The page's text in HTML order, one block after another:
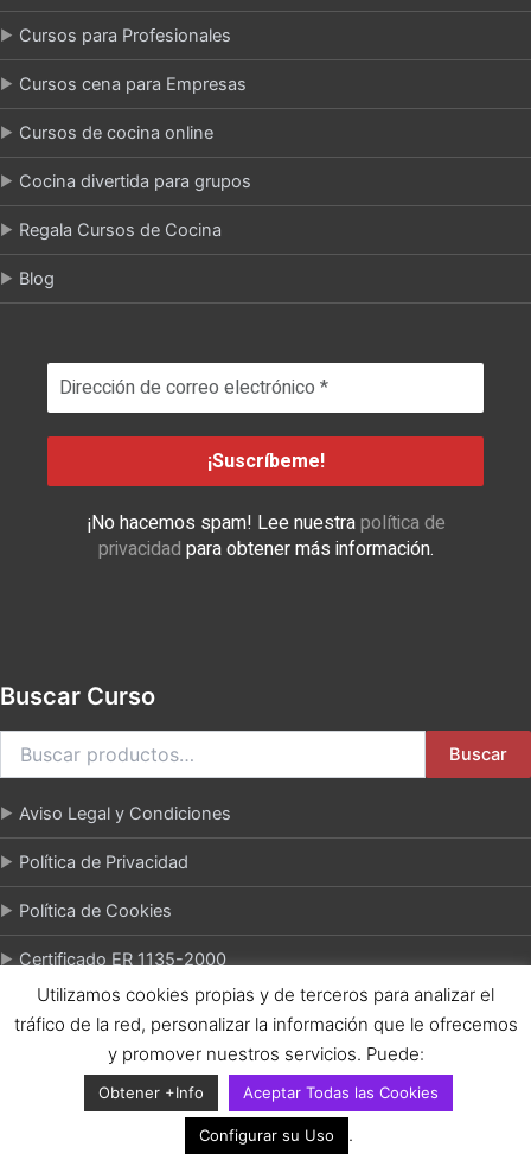
Cursos para Profesionales
Cursos cena para Empresas
Cursos de cocina online
Cocina divertida para grupos
Regala Cursos de Cocina
Blog
¡No hacemos spam! Lee nuestrapolítica de
privacidad para obtener más información.
Buscar Curso
Buscar
Aviso Legal y Condiciones
Política de Privacidad
Política de Cookies
Certificado ER 1135-2000
Copiright © 2026 FASEnet - Escuela Profesional de Cocina y
Gastronomía El Azafrán
Utilizamos cookies propias y de terceros para analizar el
tráfico de la red, personalizar la información que le ofrecemos
y promover nuestros servicios. Puede:
Obtener +Info Aceptar Todas las Cookies
Configurar su Uso .